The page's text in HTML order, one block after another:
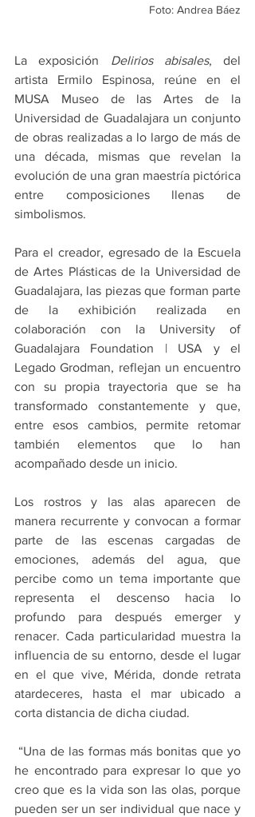
Foto: Andrea Báez
La exposición Delirios abisales, del
artista Ermilo Espinosa, reúne en el
MUSA Museo de las Artes de la
Universidad de Guadalajara un conjunto
de obras realizadas a lo largo de más de
una década, mismas que revelan la
evolución de una gran maestría pictórica
entre composiciones llenas de
simbolismos.
Para el creador, egresado de la Escuela
de Artes Plásticas de la Universidad de
Guadalajara, las piezas que forman parte
de la exhibición realizada en
colaboración con la University of
Guadalajara Foundation | USA y el
Legado Grodman, reflejan un encuentro
con su propia trayectoria que se ha
transformado constantemente y que,
entre esos cambios, permite retomar
también elementos que lo han
acompañado desde un inicio.
Los rostros y las alas aparecen de
manera recurrente y convocan a formar
parte de las escenas cargadas de
emociones, además del agua, que
percibe como un tema importante que
representa el descenso hacia lo
profundo para después emerger y
renacer. Cada particularidad muestra la
influencia de su entorno, desde el lugar
en el que vive, Mérida, donde retrata
atardeceres, hasta el mar ubicado a
corta distancia de dicha ciudad.
“Una de las formas más bonitas que yo
he encontrado para expresar lo que yo
creo que es la vida son las olas, porque
pueden ser un ser individual que nace y